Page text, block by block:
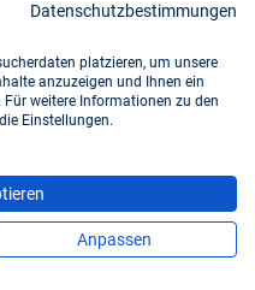
Datenschutzbestimmungen
platzieren, um unsere
anzuzeigen und Ihnen ein
weitere Informationen zu den
Einstellungen.
Anpassen